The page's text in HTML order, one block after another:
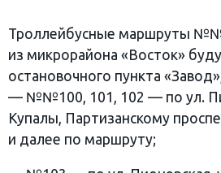
Троллейбусные маршруты
из микрорайона «Восток»
остановочного пункта
— №№100, 101, 102 — по ул.
Купалы, Партизанскому
и далее по маршруту;